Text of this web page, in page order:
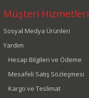
Müşteri Hizmetleri
Sosyal Medya Ürünleri
Yardım
Hesap Bilgileri ve Ödeme
Mesafeli Satış Sözleşmesi
Kargo ve Teslimat